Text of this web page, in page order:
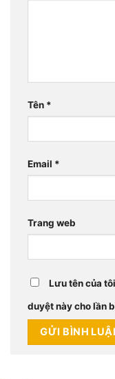
Tên *
Email *
Trang web
Lưu tên của
duyệt này cho lần